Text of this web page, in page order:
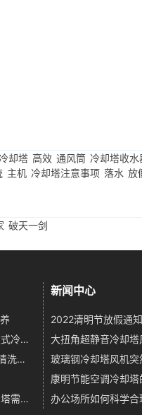
却塔 高效 通风筒 冷却塔收水
主机 冷却塔注意事项 落水 放
破天一剑
蒸发式冷凝器的特点具体有哪些(蒸发式冷凝器好处有哪些)
冷却塔的清洗方法有哪些？如何正确清洗冷却塔？,冷却塔清洗的方法有几种
冷却塔价格和什么有关(购买工业冷却塔需要多少钱)
新闻中心
2022清明节放假通知